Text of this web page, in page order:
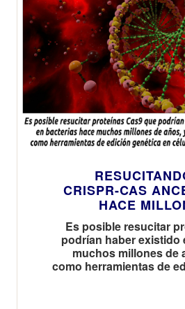
CRISPR-CAS
HACE
Es posible resucitar
podrían haber existido
muchos millones de
como herramientas de